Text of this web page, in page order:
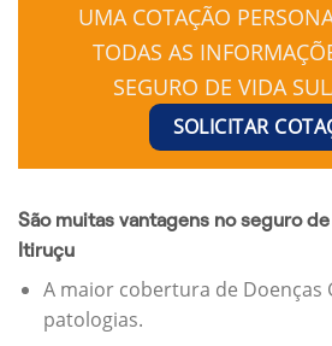
UMA COTAÇÃO
TODAS AS
SEGURO DE VIDA
SOLICITAR
São muitas vantagens no seguro
Itiruçu
A maior cobertura de Doenças
patologias.